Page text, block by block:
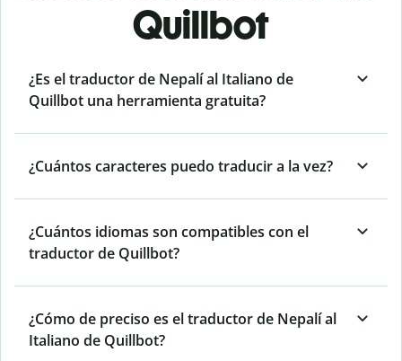
Quillbot
¿Es el traductor de Nepalí al Italiano de
Quillbot una herramienta gratuita?
¿Cuántos caracteres puedo traducir a la vez?
¿Cuántos idiomas son compatibles con el
traductor de Quillbot?
¿Cómo de preciso es el traductor de Nepalí al
Italiano de Quillbot?